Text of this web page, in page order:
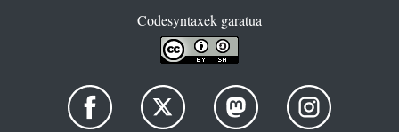
Codesyntaxek garatua